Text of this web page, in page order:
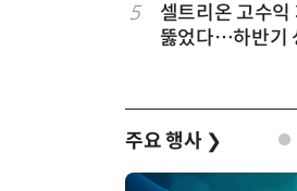
오 협력 강
5
셀트리온 고수
뚫었다…하반기
주요 행사 ❯